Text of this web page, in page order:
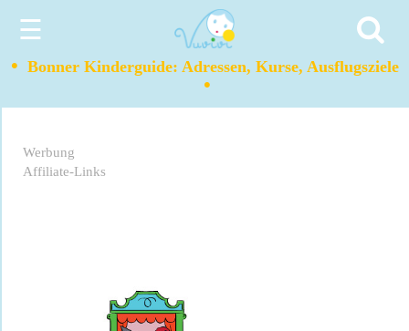
☰
• Bonner Kinderguide: Adressen, Kurse, Ausflugsziele
•
Werbung
Affiliate-Links